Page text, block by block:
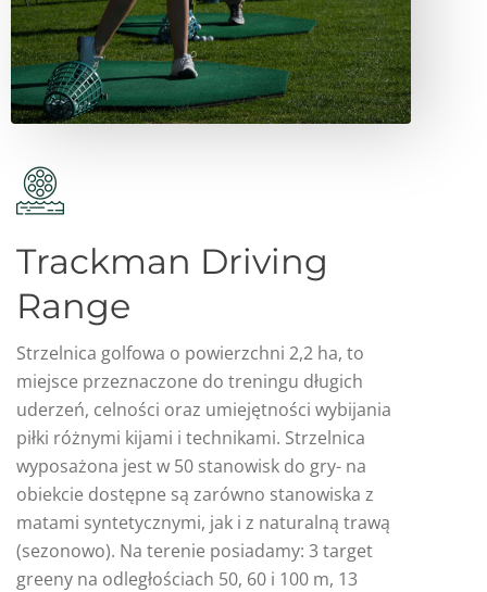
Trackman Driving
Range
Strzelnica golfowa o powierzchni 2,2 ha, to
miejsce przeznaczone do treningu długich
uderzeń, celności oraz umiejętności wybijania
piłki różnymi kijami i technikami. Strzelnica
wyposażona jest w 50 stanowisk do gry- na
obiekcie dostępne są zarówno stanowiska z
matami syntetycznymi, jak i z naturalną trawą
(sezonowo). Na terenie posiadamy: 3 target
greeny na odległościach 50, 60 i 100 m, 13